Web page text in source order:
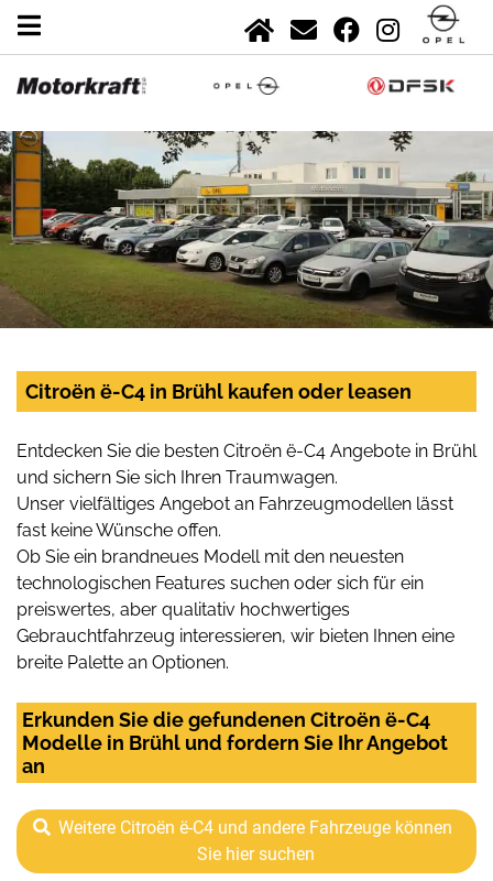
Citroën ë-C4 in Brühl kaufen oder leasen
Entdecken Sie die besten Citroën ë-C4 Angebote in Brühl
und sichern Sie sich Ihren Traumwagen.
Unser vielfältiges Angebot an Fahrzeugmodellen lässt
fast keine Wünsche offen.
Ob Sie ein brandneues Modell mit den neuesten
technologischen Features suchen oder sich für ein
preiswertes, aber qualitativ hochwertiges
Gebrauchtfahrzeug interessieren, wir bieten Ihnen eine
breite Palette an Optionen.
Erkunden Sie die gefundenen Citroën ë-C4
Modelle in Brühl und fordern Sie Ihr Angebot
an
Weitere Citroën ë-C4 und andere Fahrzeuge können
Sie hier suchen